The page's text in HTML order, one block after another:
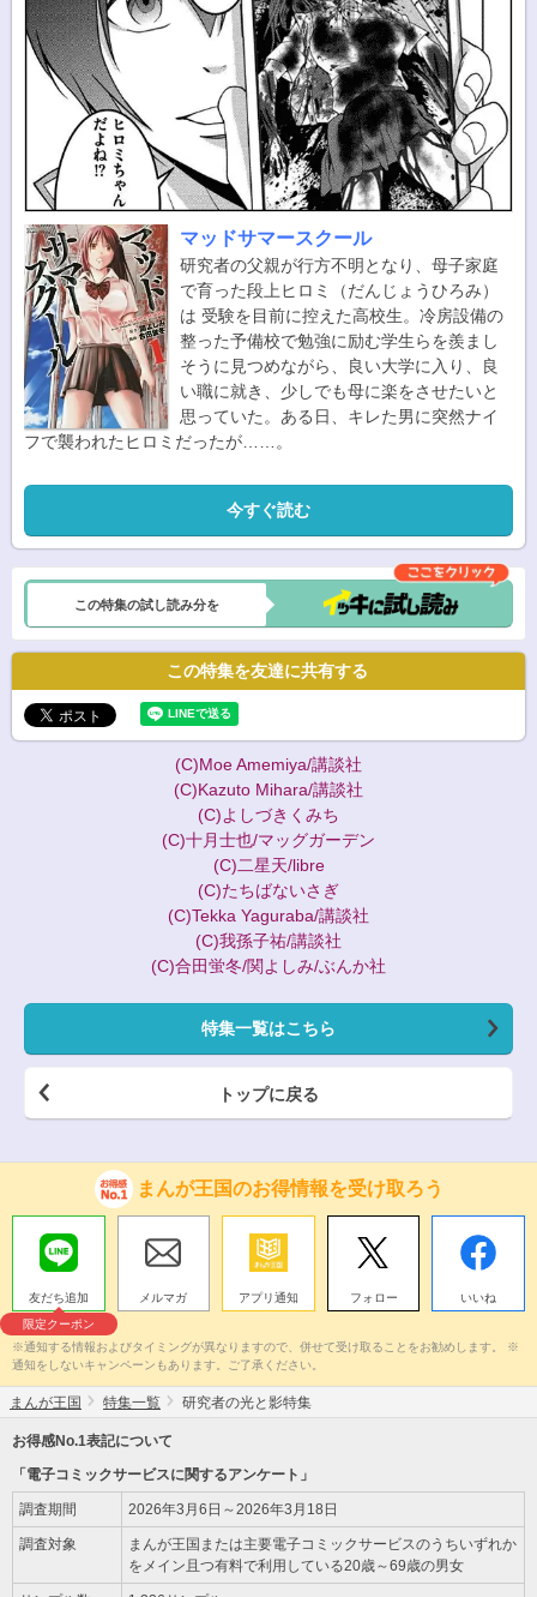
マッドサマースクール
研究者の父親が行方不明となり、母子家庭
で育った段上ヒロミ（だんじょうひろみ）
は 受験を目前に控えた高校生。冷房設備の
整った予備校で勉強に励む学生らを羨まし
そうに見つめながら、良い大学に入り、良
い職に就き、少しでも母に楽をさせたいと
思っていた。ある日、キレた男に突然ナイ
フで襲われたヒロミだったが……。
今すぐ読む
この特集の試し読み分を
この特集を友達に共有する
(C)Moe Amemiya/講談社
(C)Kazuto Mihara/講談社
(C)よしづきくみち
(C)十月士也/マッグガーデン
(C)二星天/libre
(C)たちばないさぎ
(C)Tekka Yaguraba/講談社
(C)我孫子祐/講談社
(C)合田蛍冬/関よしみ/ぶんか社
特集一覧はこちら
トップに戻る
まんが王国のお得情報を受け取ろう
友だち追加
限定クーポン
メルマガ アプリ通知 フォロー いいね
※通知する情報およびタイミングが異なりますので、併せて受け取ることをお勧めします。 ※
通知をしないキャンペーンもあります。ご了承ください。
まんが王国 特集一覧 研究者の光と影特集
お得感No.1表記について
「電子コミックサービスに関するアンケート」
調査期間 2026年3月6日～2026年3月18日
調査対象
まんが王国または主要電子コミックサービスのうちいずれか
をメイン且つ有料で利用している20歳～69歳の男女